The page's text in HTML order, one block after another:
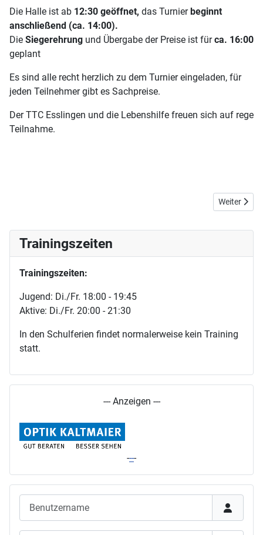
Die Halle ist ab 12:30 geöffnet, das Turnier beginnt
anschließend (ca. 14:00).
Die Siegerehrung und Übergabe der Preise ist fürca. 16:00
geplant
Es sind alle recht herzlich zu dem Turnier eingeladen, für
jeden Teilnehmer gibt es Sachpreise.
Der TTC Esslingen und die Lebenshilfe freuen sich auf rege
Teilnahme.
Nächster
Weiter
Trainingszeiten
Trainingszeiten:
Jugend: Di./Fr. 18:00 - 19:45
Aktive: Di./Fr. 20:00 - 21:30
In den Schulferien findet normalerweise kein Training
statt.
--- Anzeigen ---
----